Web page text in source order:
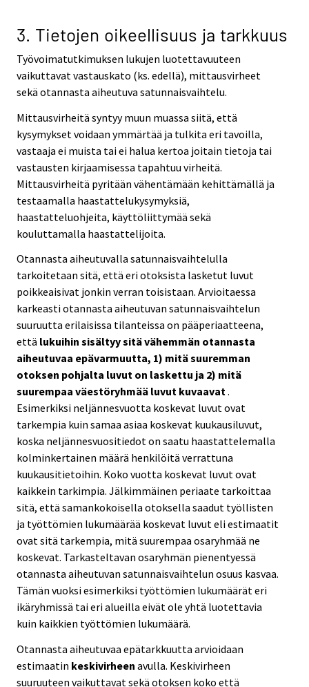
3. Tietojen oikeellisuus ja tarkkuus
Työvoimatutkimuksen lukujen luotettavuuteen
vaikuttavat vastauskato (ks. edellä), mittausvirheet
sekä otannasta aiheutuva satunnaisvaihtelu.
Mittausvirheitä syntyy muun muassa siitä, että
kysymykset voidaan ymmärtää ja tulkita eri tavoilla,
vastaaja ei muista tai ei halua kertoa joitain tietoja tai
vastausten kirjaamisessa tapahtuu virheitä.
Mittausvirheitä pyritään vähentämään kehittämällä ja
testaamalla haastattelukysymyksiä,
haastatteluohjeita, käyttöliittymää sekä
kouluttamalla haastattelijoita.
Otannasta aiheutuvalla satunnaisvaihtelulla
tarkoitetaan sitä, että eri otoksista lasketut luvut
poikkeaisivat jonkin verran toisistaan. Arvioitaessa
karkeasti otannasta aiheutuvan satunnaisvaihtelun
suuruutta erilaisissa tilanteissa on pääperiaatteena,
että lukuihin sisältyy sitä vähemmän otannasta
aiheutuvaa epävarmuutta, 1) mitä suuremman
otoksen pohjalta luvut on laskettu ja 2) mitä
suurempaa väestöryhmää luvut kuvaavat.
Esimerkiksi neljännesvuotta koskevat luvut ovat
tarkempia kuin samaa asiaa koskevat kuukausiluvut,
koska neljännesvuositiedot on saatu haastattelemalla
kolminkertainen määrä henkilöitä verrattuna
kuukausitietoihin. Koko vuotta koskevat luvut ovat
kaikkein tarkimpia. Jälkimmäinen periaate tarkoittaa
sitä, että samankokoisella otoksella saadut työllisten
ja työttömien lukumäärää koskevat luvut eli estimaatit
ovat sitä tarkempia, mitä suurempaa osaryhmää ne
koskevat. Tarkasteltavan osaryhmän pienentyessä
otannasta aiheutuvan satunnaisvaihtelun osuus kasvaa.
Tämän vuoksi esimerkiksi työttömien lukumäärät eri
ikäryhmissä tai eri alueilla eivät ole yhtä luotettavia
kuin kaikkien työttömien lukumäärä.
Otannasta aiheutuvaa epätarkkuutta arvioidaan
estimaatin keskivirheen avulla. Keskivirheen
suuruuteen vaikuttavat sekä otoksen koko että